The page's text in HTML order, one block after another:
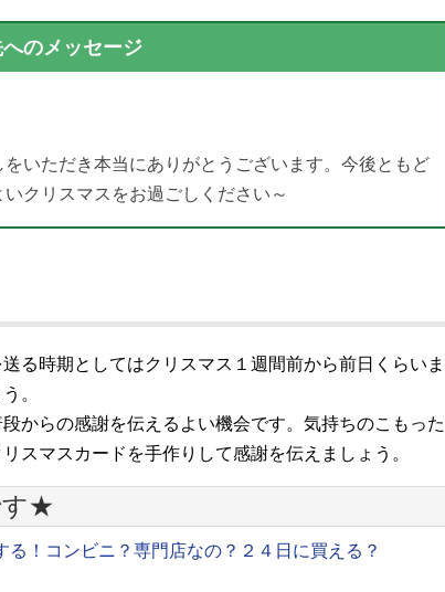
のメッセージ
いただき本当にありがとうございます。今後ともど
クリスマスをお過ごしください～
る時期としてはクリスマス１週間前から前日くらいま
。
からの感謝を伝えるよい機会です。気持ちのこもった
スマスカードを手作りして感謝を伝えましょう。
す★
る！コンビニ？専門店なの？２４日に買える？